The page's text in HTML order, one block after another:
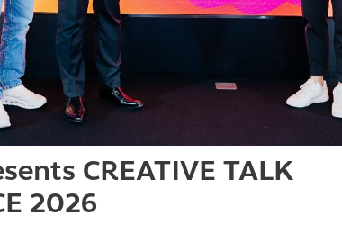
CREATIVE TALK
2026